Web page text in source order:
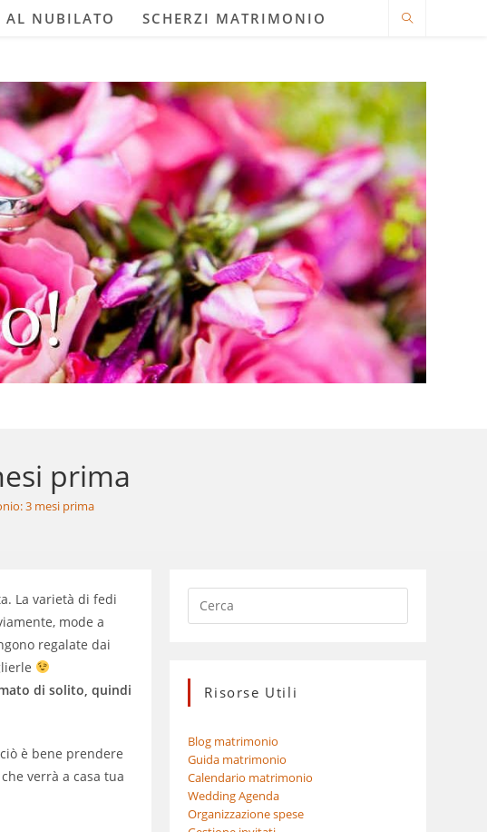
AL NUBILATO SCHERZI MATRIMONIO
prima
3 mesi prima
La varietà di fedi
mode a
regalate dai
di solito, quindi
è bene prendere
verrà a casa tua
Risorse Utili
Blog matrimonio
Guida matrimonio
Calendario matrimonio
Wedding Agenda
Organizzazione spese